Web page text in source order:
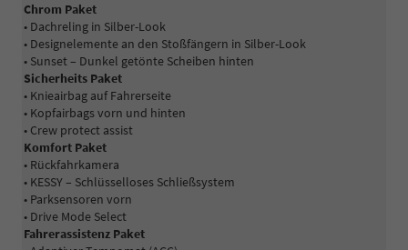
Chrom Paket
• Dachreling in Silber-Look
• Designelemente an den Stoßfängern in Silber-Look
• Sunset – Dunkel getönte Scheiben hinten
Sicherheits Paket
• Knieairbag auf Fahrerseite
• Kopfairbags vorn und hinten
• Crew protect assist
Komfort Paket
• Rückfahrkamera
• KESSY – Schlüsselloses Schließsystem
• Parksensoren vorn
• Drive Mode Select
Fahrerassistenz Paket